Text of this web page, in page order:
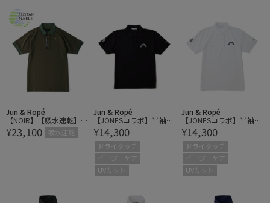
Jun & Ropé
【NOIR】【吸水速乾】配
色ライン使い半袖ポロシ
ャツ［一部WEB限定カラ
¥23,100 吸水速乾
Jun & Ropé
【JONESコラボ】半袖ポ
ロシャツ/UV・速乾・ユ
ニセックス
¥14,300
ドライタッチ
イージーケア
UVカット
Jun & Ropé
【JONESコラボ】半袖ポ
ロシャツ/UV・速乾・ユ
ニセックス
¥14,300
ドライタッチ
イージーケア
UVカット